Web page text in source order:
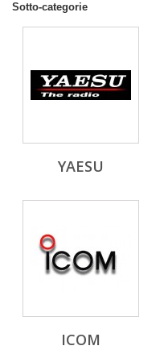
Sotto-categorie
YAESU
ICOM